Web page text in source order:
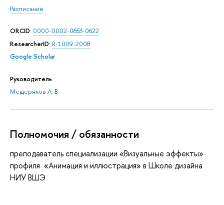
Расписание
ORCID: 0000-0002-0653-0622
ResearcherID: R-1009-2008
Google Scholar
Руководитель
Мещеряков А. В.
Полномочия / обязанности
преподаватель специализации «Визуальные эффекты»
профиля «Анимация и иллюстрация» в Школе дизайна
НИУ ВШЭ